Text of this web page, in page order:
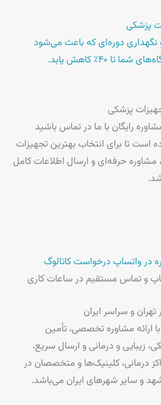
پزشکی
دوره‌ای که باعث می‌شود
۴۰٪ کاهش یابد.
پزشکی
رایگان با ما در تماس باشید
تا برای انتخاب بهترین تجهیزات
حرفه‌ای و ارسال اطلاعات کامل
در واتساپدرخواست کاتالوگ
و تماس مستقیم در ساعات کاری
و سراسر ایران
ارائه مشاوره تخصصی، تأمین
زیبایی و درمانی و ارسال سریع،
درمانی، کلینیک‌ها و متخصصان در
و سایر شهرهای ایران می‌باشد.